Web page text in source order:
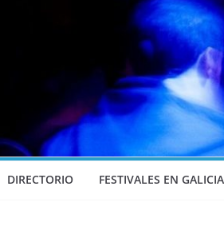
DIRECTORIO FESTIVALES EN GALICIA